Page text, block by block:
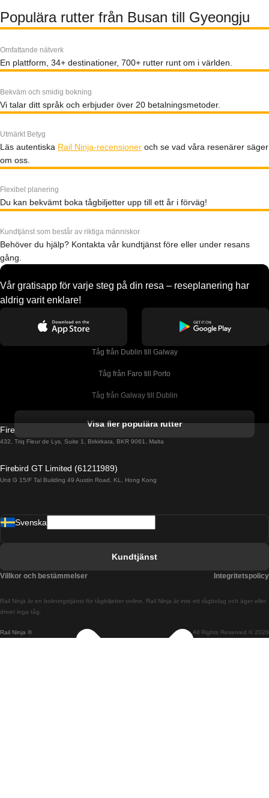
Populära rutter från Busan till Gyeongju
Omfattande nätverk
En plattform, 34+ destinationer, 700+ rutter runt om i världen.
Bekväm och smidig bokning
Vi talar ditt språk och erbjuder över 20 betalningsmetoder.
Utmärkt Betyg
Läs autentiska Rail Ninja-recensioner och se vad våra resenärer säger
om oss.
Flexibel planering
Du kan bekvämt boka tågbiljetter upp till ett år i förväg!
Kundtjänst som består av riktiga människor
Behöver du hjälp? Kontakta vår kundtjänst före eller under resans
gång.
Vår gratisapp för varje steg på din resa – reseplanering har
aldrig varit enklare!
Tåg från Dublin till Galway
Tåg från Faro till Porto
Tåg från Galway till Dublin
Tåg från Porto till Faro
Tåg från Barcelona till Madrid
Tåg från Budapest till Bratislava
Visa fler populära rutter
Firebird GT Limited (OC 1451)
432, Triq Fleur de Lys, Suite 1, Birkirkara, BKR 9061, Malta
Firebird GT Limited (61211989)
Unit G 15/F Tal Building 49 Austin Road, KL, Hong Kong
Rail Ninja ® All Rights Reserved © 2026
Rail Ninja är en bokningstjänst för tågbiljetter online. Rail Ninja är inte ett tågbolag och äger eller
driver inga tåg.
Svenska
Kundtjänst
Villkor och bestämmelser Integritetspolicy